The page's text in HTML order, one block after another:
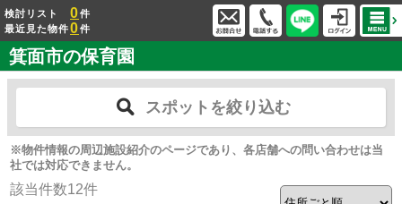
検討リスト 0件
最近見た物件0件
箕面市の保育園
スポットを絞り込む
※物件情報の周辺施設紹介のページであり、各店舗への問い合わせは当
社では対応できません。
該当件数12件